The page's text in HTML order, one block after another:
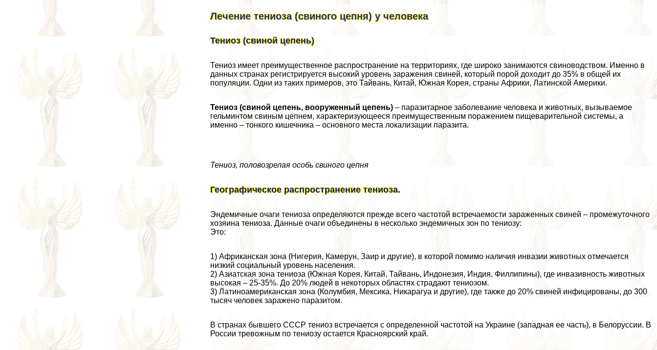
Лечение тениоза (свиного цепня) у человека
Тениоз (свиной цепень)
Тениоз имеет преимущественное распространение на территориях, где широко занимаются свиноводством. Именно в
данных странах регистрируется высокий уровень заражения свиней, который порой доходит до 35% в общей их
популяции. Одни из таких примеров, это Тайвань, Китай, Южная Корея, страны Африки, Латинской Америки.
Тениоз (свиной цепень, вооруженный цепень) – паразитарное заболевание человека и животных, вызываемое
гельминтом свиным цепнем, хаpaктеризующееся преимущественным поражением пищеварительной системы, а
именно – тонкого кишечника – основного места локализации паразита.
Тениоз, пoлoвoзрелая особь свиного цепня
Географическое распространение тениоза.
Эндемичные очаги тениоза определяются прежде всего частотой встречаемости зараженных свиней – промежуточного
хозяина тениоза. Данные очаги объединены в несколько эндемичных зон по тениозу:
Это:
1) Африканская зона (Нигерия, Камерун, Заир и другие), в которой помимо наличия инвазии животных отмечается
низкий социальный уровень населения.
2) Азиатская зона тениоза (Южная Корея, Китай, Тайвань, Индонезия, Индия, Филлипины), где инвазивность животных
высокая – 25-35%. До 20% людей в некоторых областях страдают тениозом.
3) Латиноамериканская зона (Колумбия, Мексика, Никарагуа и другие), где также до 20% свиней инфицированы, до 300
тысяч человек заражено паразитом.
В странах бывшего СССР тениоз встречается с определенной частотой на Украине (западная ее часть), в Белоруссии. В
России тревожным по тениозу остается Красноярский край.